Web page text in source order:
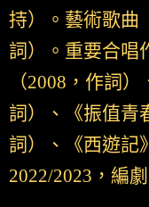
持）。藝術歌曲
詞）。重要合唱
（2008，作詞
詞）、《振值青
詞）、《西遊記
2022/2023，編